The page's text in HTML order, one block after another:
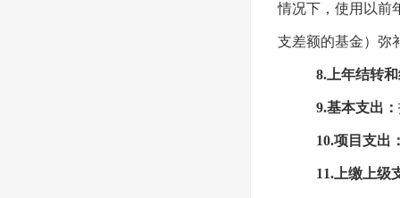
情况下，使用以前
支差额的基金）弥
8.上年结转
9.基本支出：
10.项目支出
11.上缴上级